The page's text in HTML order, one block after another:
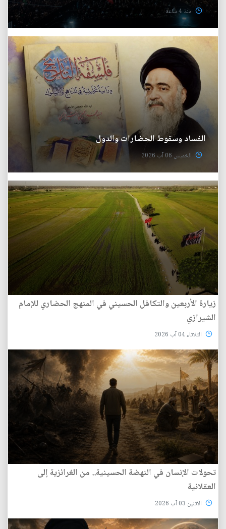
منذ 4 ساعة
الفساد وسقوط الحضارات والدول
الخميس 06 آب 2026
زيارة الأربعين والتكافل الحسيني في المنهج الحضاري للإمام
الشيرازي
الثلاثاء 04 آب 2026
تحولات الإنسان في النهضة الحسينية.. من الغرائزية إلى
العقلانية
الأثنين 03 آب 2026